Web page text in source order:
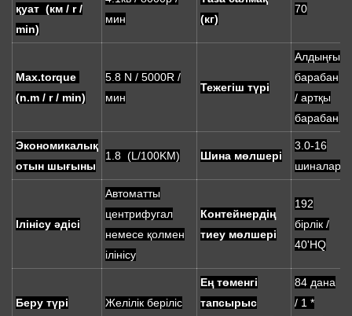
қуат (км / r /
min)
мин
(кг)
70
Max.torque
(n.m / r / min)
5.8 N / 5000R /
мин
Тежегіш түрі
Алдыңғы
барабан
/ артқы
барабан
Экономикалық
отын шығыны
1.8 (L/100KM) Шина мөлшері
3.0-16
шиналар
Ілінісу әдісі
Автоматты
центрифугал
немесе қолмен
ілінісу
Контейнердің
тиеу мөлшері
192
бірлік /
40'HQ
Беру түрі Желілік беріліс
Ең төменгі
тапсырыс
84 дана
/ 1 *